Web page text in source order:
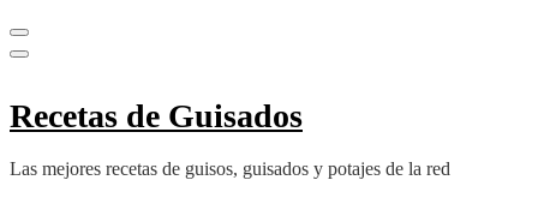
Recetas de Guisados
Las mejores recetas de guisos, guisados y potajes de la red